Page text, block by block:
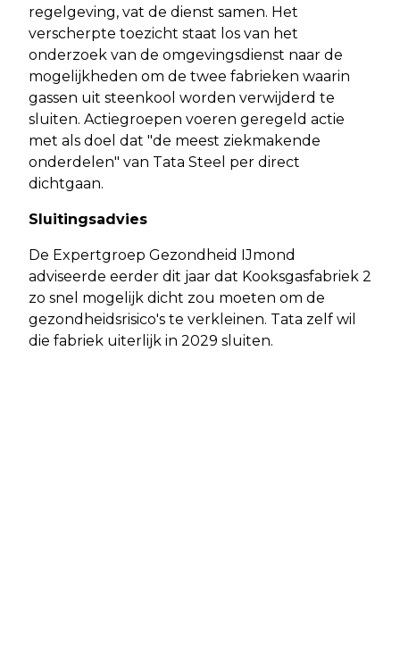
regelgeving, vat de dienst samen. Het
verscherpte toezicht staat los van het
onderzoek van de omgevingsdienst naar de
mogelijkheden om de twee fabrieken waarin
gassen uit steenkool worden verwijderd te
sluiten. Actiegroepen voeren geregeld actie
met als doel dat "de meest ziekmakende
onderdelen" van Tata Steel per direct
dichtgaan.
Sluitingsadvies
De Expertgroep Gezondheid IJmond
adviseerde eerder dit jaar dat Kooksgasfabriek 2
zo snel mogelijk dicht zou moeten om de
gezondheidsrisico's te verkleinen. Tata zelf wil
die fabriek uiterlijk in 2029 sluiten.